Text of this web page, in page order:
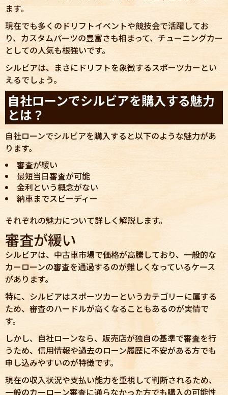
ます。
現在でも多くのドリフトイベントや競技会で活躍してお
り、カスタムパーツの豊富さも相まって、チューニングカー
としての人気も根強いです。
シルビアは、まさにドリフトを象徴するスポーツカーとい
えるでしょう。
自社ローンでシルビアを購入する魅力
とは？
自社ローンでシルビアを購入すると以下のような魅力があ
ります。
審査が緩い
最短当日審査が可能
金利という概念がない
納車までスピーディー
それぞれの魅力について詳しく解説します。
審査が緩い
シルビアは、中古車市場で価格が高騰しており、一般的な
カーローンの審査を通過するのが難しくなっているケース
があります。
特に、シルビアはスポーツカーというカテゴリーに属する
ため、審査のハードルが高くなることもあるのが実情で
す。
しかし、自社ローンなら、販売店が独自の基準で審査を行
うため、信用情報や過去のローン履歴に不安がある方でも
申し込みやすいのが特徴です。
現在の収入状況や支払い能力を重視して判断されるため、
一般のカーローン審査に通らなかった方でも購入の可能性